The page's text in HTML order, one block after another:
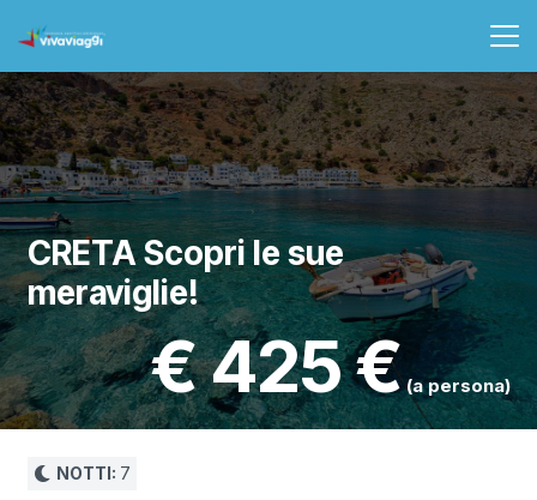
CRETA Scopri le sue
meraviglie!
€425 (a persona)
NOTTI: 7